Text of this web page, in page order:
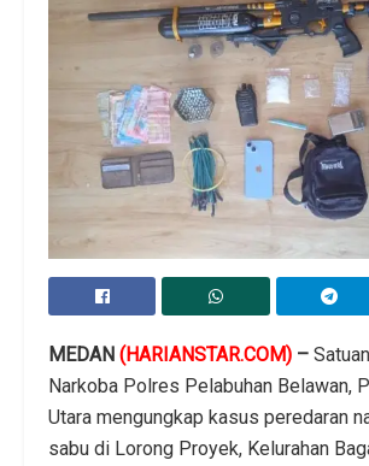
MEDAN (HARIANSTAR.COM) –
Narkoba Polres Pelabuhan Belawan,
Utara mengungkap kasus peredaran
sabu di Lorong Proyek, Kelurahan